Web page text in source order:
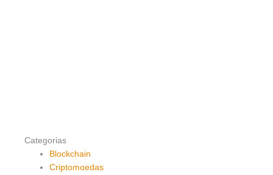
Categorias
Blockchain
Criptomoedas